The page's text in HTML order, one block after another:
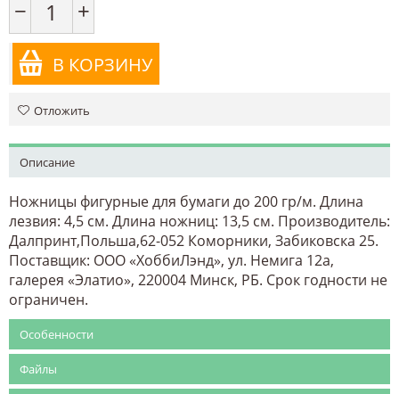
− +
В КОРЗИНУ
Отложить
Описание
Ножницы фигурные для бумаги до 200 гр/м. Длина
лезвия: 4,5 см. Длина ножниц: 13,5 см. Производитель:
Далпринт,Польша,62-052 Коморники, Забиковска 25.
Поставщик: ООО «ХоббиЛэнд», ул. Немига 12а,
галерея «Элатио», 220004 Минск, РБ. Срок годности не
ограничен.
Особенности
Файлы